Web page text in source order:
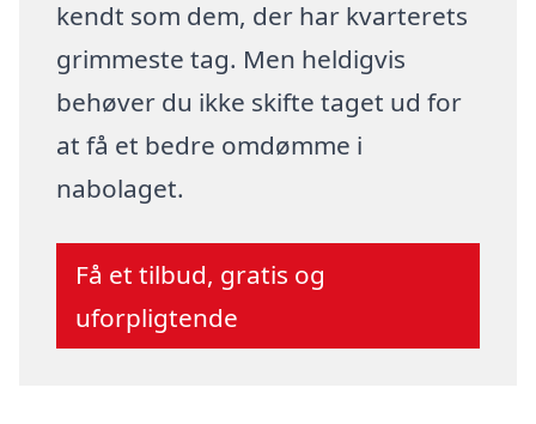
kendt som dem, der har kvarterets
grimmeste tag. Men heldigvis
behøver du ikke skifte taget ud for
at få et bedre omdømme i
nabolaget.
Få et tilbud, gratis og
uforpligtende